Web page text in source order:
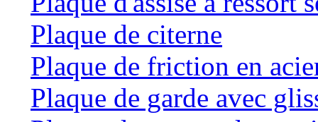
Plaque de citerne
Plaque de friction en
Plaque de garde avec